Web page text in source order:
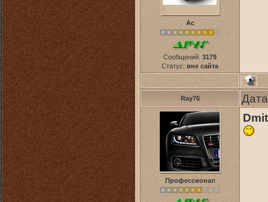
Ас
Сообщений: 3179
Статус: вне сайта
Ray76
Профессионал